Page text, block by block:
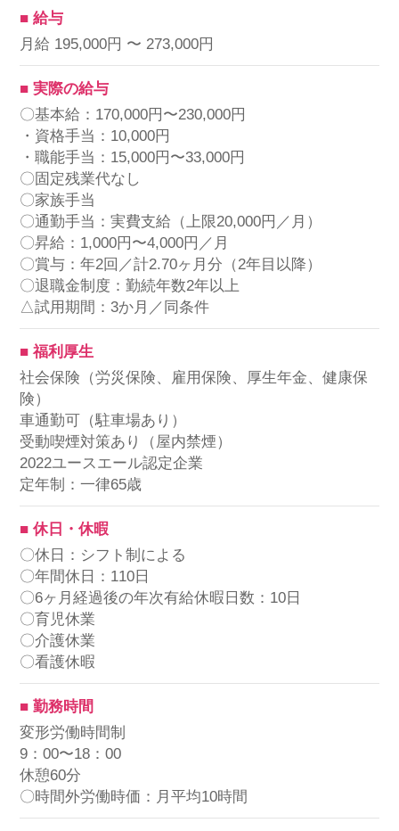
■ 給与
月給 195,000円 〜 273,000円
■ 実際の給与
〇基本給：170,000円〜230,000円
・資格手当：10,000円
・職能手当：15,000円〜33,000円
〇固定残業代なし
〇家族手当
〇通勤手当：実費支給（上限20,000円／月）
〇昇給：1,000円〜4,000円／月
〇賞与：年2回／計2.70ヶ月分（2年目以降）
〇退職金制度：勤続年数2年以上
△試用期間：3か月／同条件
■ 福利厚生
社会保険（労災保険、雇用保険、厚生年金、健康保
険）
車通勤可（駐車場あり）
受動喫煙対策あり（屋内禁煙）
2022ユースエール認定企業
定年制：一律65歳
■ 休日・休暇
〇休日：シフト制による
〇年間休日：110日
〇6ヶ月経過後の年次有給休暇日数：10日
〇育児休業
〇介護休業
〇看護休暇
■ 勤務時間
変形労働時間制
9：00〜18：00
休憩60分
〇時間外労働時価：月平均10時間